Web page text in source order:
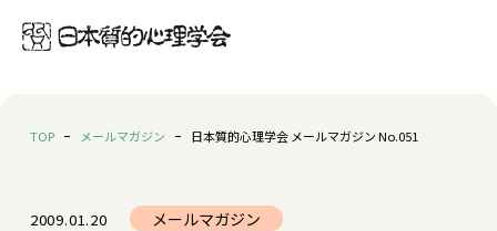
TOP メールマガジン 日本質的心理学会 メールマガジン No.051
2009.01.20 メールマガジン